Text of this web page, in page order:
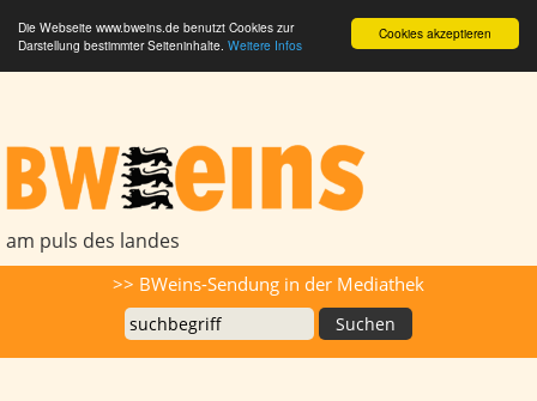
Cookies akzeptieren
Die Webseite www.bweins.de benutzt Cookies zur
Darstellung bestimmter Seiteninhalte. Weitere Infos
am puls des landes
>> BWeins-Sendung in der Mediathek